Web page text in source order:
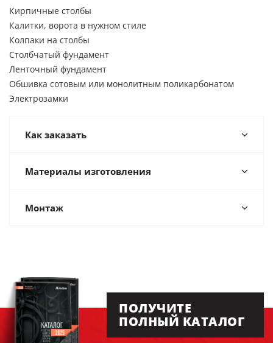
Кирпичные столбы
Калитки, ворота в нужном стиле
Колпаки на столбы
Столбчатый фундамент
Ленточный фундамент
Обшивка сотовым или монолитным поликарбонатом
Электрозамки
Как заказать
Материалы изготовления
Монтаж
ПОЛУЧИТЕ
ПОЛНЫЙ КАТАЛОГ